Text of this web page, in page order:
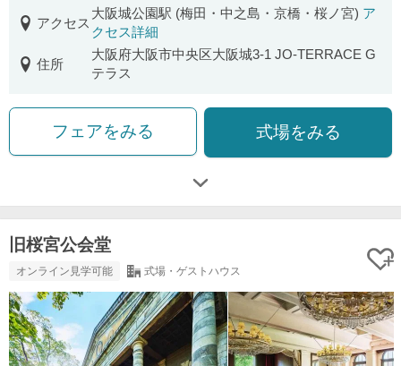
アクセス
大阪城公園駅 (梅田・中之島・京橋・桜ノ宮) ア
クセス詳細
住所
大阪府大阪市中央区大阪城3-1 JO-TERRACE G
テラス
フェアをみる 式場をみる
旧桜宮公会堂
オンライン見学可能 式場・ゲストハウス